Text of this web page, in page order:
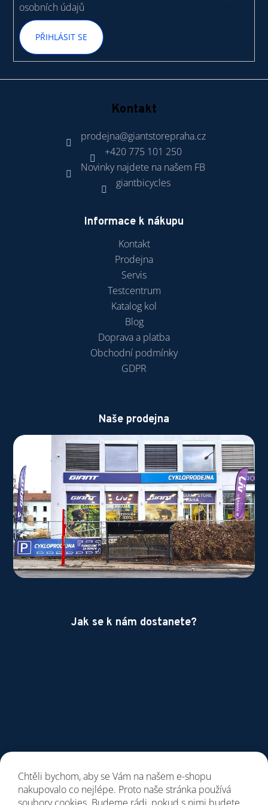
Chtěli bychom, aby se Vám na našem e-shopu
nakupovalo co nejlépe. Proto naše stránka používá
osobních údajů
PŘIHLÁSIT SE
Kontakt
prodejna@giantstorepraha.cz
+420 775 101 250
Novinky najdete na našem FB
giantbicycles
Informace k nákupu
Kontakt
Prodejna
Servis
Testcentrum
Katalog kol
Blog
Doprava a platba
Obchodní podmínky
GDPR
Naše prodejna
Jak se k nám dostanete?